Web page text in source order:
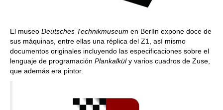
El museo Deutsches Technikmuseum en Berlín expone doce de
sus máquinas, entre ellas una réplica del Z1, así mismo
documentos originales incluyendo las especificaciones sobre el
lenguaje de programación Plankalküly varios cuadros de Zuse,
que además era pintor.